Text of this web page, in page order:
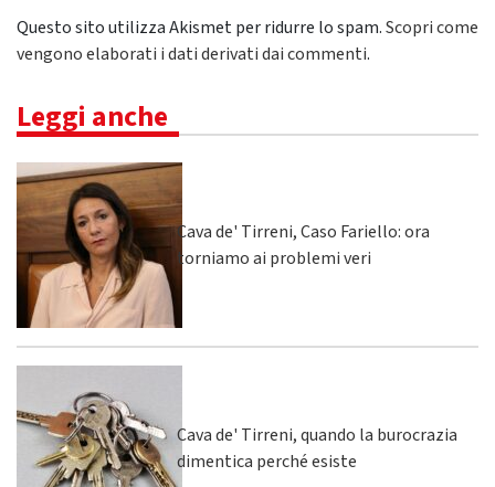
Questo sito utilizza Akismet per ridurre lo spam.Scopri come
vengono elaborati i dati derivati dai commenti.
Leggi anche
Cava de' Tirreni, Caso Fariello: ora
torniamo ai problemi veri
Cava de' Tirreni, quando la burocrazia
dimentica perché esiste